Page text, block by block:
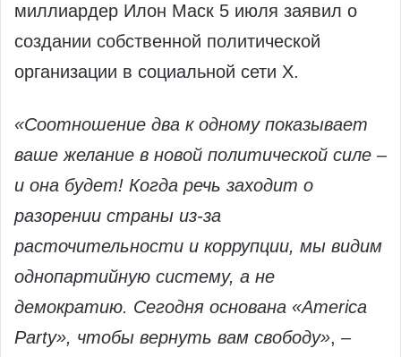
миллиардер Илон Маск 5 июля заявил о
создании собственной политической
организации в социальной сети X.
«Соотношение два к одному показывает
ваше желание в новой политической силе –
и она будет! Когда речь заходит о
разорении страны из-за
расточительности и коррупции, мы видим
однопартийную систему, а не
демократию. Сегодня основана «America
Party», чтобы вернуть вам свободу», –